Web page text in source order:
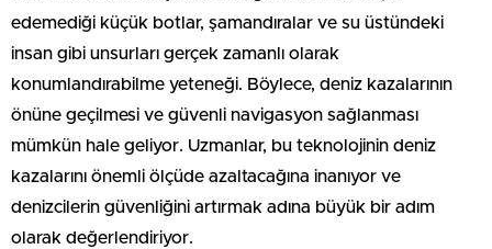
edemediği küçük botlar, şamandıralar ve su üstündeki
insan gibi unsurları gerçek zamanlı olarak
konumlandırabilme yeteneği. Böylece, deniz kazalarının
önüne geçilmesi ve güvenli navigasyon sağlanması
mümkün hale geliyor. Uzmanlar, bu teknolojinin deniz
kazalarını önemli ölçüde azaltacağına inanıyor ve
denizcilerin güvenliğini artırmak adına büyük bir adım
olarak değerlendiriyor.